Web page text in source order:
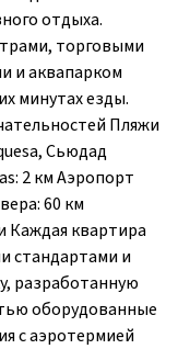
отдыха.
торговыми
и аквапарком
минутах езды.
Пляжи
Сьюдад
2 км Аэропорт
60 км
Каждая квартира
стандартами и
разработанную
оборудованные
с аэротермией